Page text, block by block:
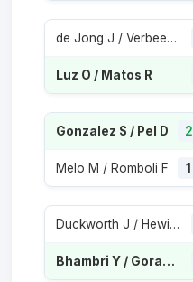
de Jong J / Verbeek S
Luz O / Matos R
Gonzalez S / Pel D 2
Melo M / Romboli F 1
Duckworth J / Hewitt C
Bhambri Y / Goransson A